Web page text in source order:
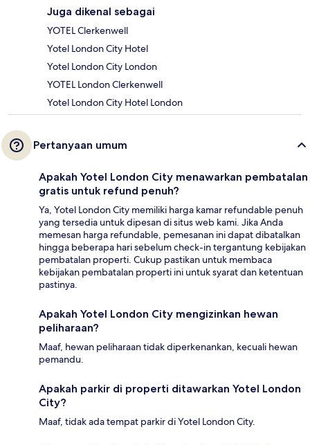
Juga dikenal sebagai
YOTEL Clerkenwell
Yotel London City Hotel
Yotel London City London
YOTEL London Clerkenwell
Yotel London City Hotel London
Pertanyaan umum
Apakah Yotel London City menawarkan pembatalan
gratis untuk refund penuh?
Ya, Yotel London City memiliki harga kamar refundable penuh
yang tersedia untuk dipesan di situs web kami. Jika Anda
memesan harga refundable, pemesanan ini dapat dibatalkan
hingga beberapa hari sebelum check-in tergantung kebijakan
pembatalan properti. Cukup pastikan untuk membaca
kebijakan pembatalan properti ini untuk syarat dan ketentuan
pastinya.
Apakah Yotel London City mengizinkan hewan
peliharaan?
Maaf, hewan peliharaan tidak diperkenankan, kecuali hewan
pemandu.
Apakah parkir di properti ditawarkan Yotel London
City?
Maaf, tidak ada tempat parkir di Yotel London City.